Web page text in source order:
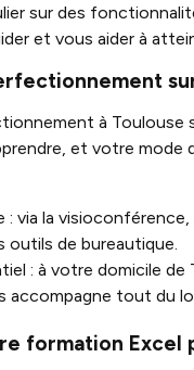
sur des
et vous aider à
à Toulouse
et votre mode
: via la
outils de bureautique.
: à votre domicile
accompagne tout du
formation Excel